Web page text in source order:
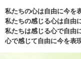
私たちの心は自由に今を
私たちの感じる心は自由
私たちは感じる心で自由
心で感じて自由に今を表